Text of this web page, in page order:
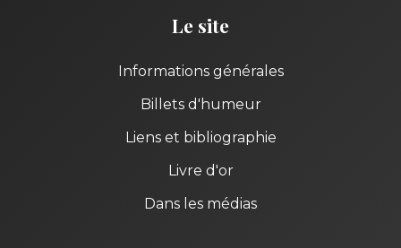
Le site
Informations générales
Billets d'humeur
Liens et bibliographie
Livre d'or
Dans les médias